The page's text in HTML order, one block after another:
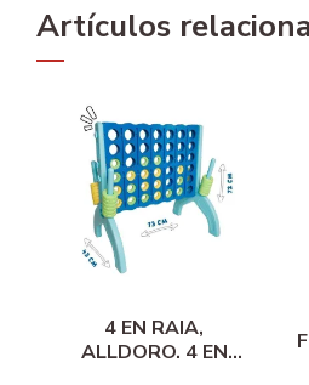
Artículos
4 EN RAIA,
ALLDORO. 4 EN